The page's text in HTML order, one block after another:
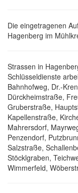
Die eingetragenen
Hagenberg im
Strassen in
Schlüsseldienste
Bahnhofweg, Dr.-
Dürckheimstraße,
Gruberstraße,
Kapellenstraße,
Mahrersdorf,
Penzendorf,
Salzstraße,
Stöcklgraben,
Wimmerfeld,